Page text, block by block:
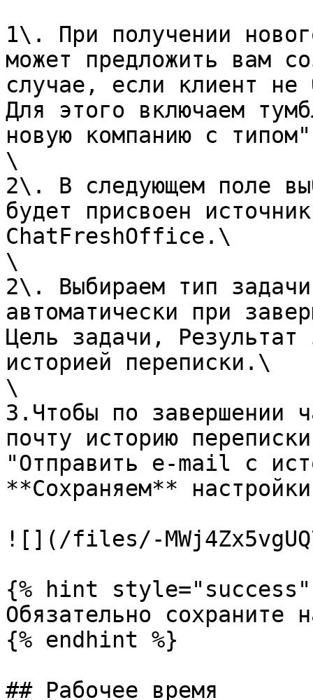
1\. При получении
может предложить вам
случае, если клиент
Для этого включаем
новую компанию с
\
2\. В следующем поле
будет присвоен
ChatFreshOffice.\
\
2\. Выбираем тип
автоматически при
Цель задачи, Результат
историей переписки.\
\
3.Чтобы по завершении
почту историю
"Отправить e-mail с
**Сохраняем**
![](/files/-
{% hint style="success"
Обязательно сохраните
{% endhint %}
## Рабочее время